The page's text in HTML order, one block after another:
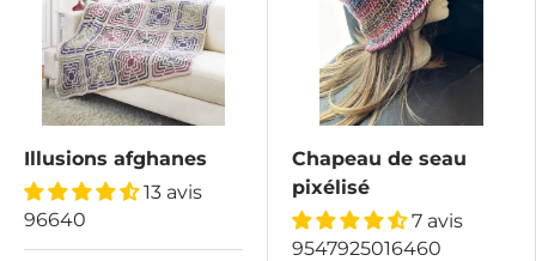
Illusions afghanes
13 avis
96640
Chapeau de seau
pixélisé
7 avis
9547925016460